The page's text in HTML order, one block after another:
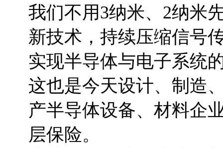
我们不用3纳米、2纳米
新技术，持续压缩信号
实现半导体与电子系统
这也是今天设计、制造
产半导体设备、材料企
层保险。